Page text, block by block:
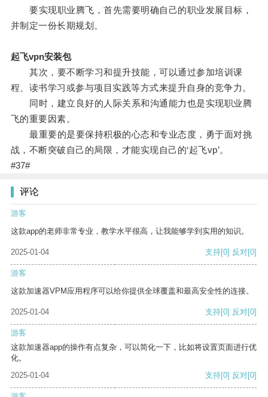
要实现职业腾飞，首先需要明确自己的职业发展目标，
并制定一份长期规划。
起飞vpn安装包
其次，要不断学习和提升技能，可以通过参加培训课
程、读书学习或参与项目实践等方式来提升自身的竞争力。
同时，建立良好的人际关系和沟通能力也是实现职业腾
飞的重要因素。
最重要的是要保持积极的心态和专业态度，勇于面对挑
战，不断突破自己的局限，才能实现自己的‘起飞vp’。
#37#
评论
游客
这款app的老师非常专业，教学水平很高，让我能够学到实用的知识。
2025-01-04 支持[0] 反对[0]
游客
这款加速器VPM应用程序可以给你提供全球覆盖和最高安全性的连接。
2025-01-04 支持[0] 反对[0]
游客
这款加速器app的操作有点复杂，可以简化一下，比如将设置页面进行优
化。
2025-01-04
支持[0] 反对[0]